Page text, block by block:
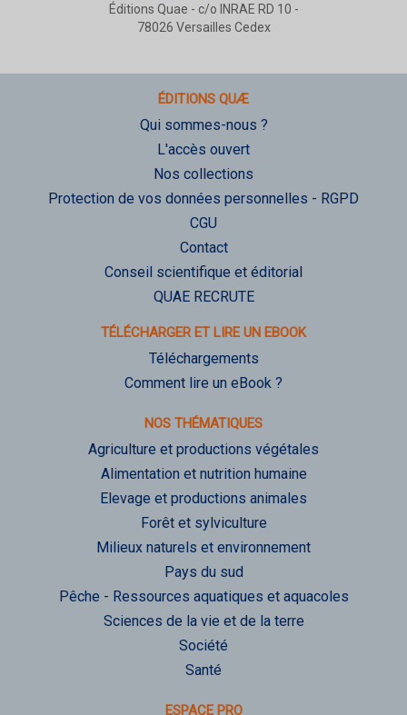
Éditions Quae - c/o INRAE RD 10 -
78026 Versailles Cedex
ÉDITIONS QUÆ
Qui sommes-nous ?
L'accès ouvert
Nos collections
Protection de vos données personnelles - RGPD
CGU
Contact
Conseil scientifique et éditorial
QUAE RECRUTE
TÉLÉCHARGER ET LIRE UN EBOOK
Téléchargements
Comment lire un eBook ?
NOS THÉMATIQUES
Agriculture et productions végétales
Alimentation et nutrition humaine
Elevage et productions animales
Forêt et sylviculture
Milieux naturels et environnement
Pays du sud
Pêche - Ressources aquatiques et aquacoles
Sciences de la vie et de la terre
Société
Santé
ESPACE PRO